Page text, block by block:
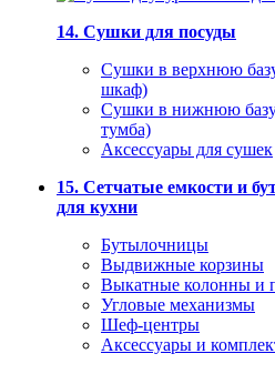
14. Сушки для посуды
Сушки в верхнюю
шкаф)
Сушки в нижнюю
тумба)
Аксессуары для сушек
15. Сетчатые емкости и
для кухни
Бутылочницы
Выдвижные корзины
Выкатные колонны и
Угловые механизмы
Шеф-центры
Аксессуары и